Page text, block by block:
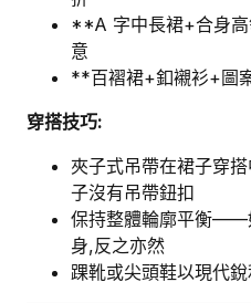
**A 字中長裙+合身高
意
**百褶裙+釦襯衫+圖
穿搭技巧:
夾子式吊帶在裙子穿
子沒有吊帶鈕扣
保持整體輪廓平衡——
身,反之亦然
踝靴或尖頭鞋以現代